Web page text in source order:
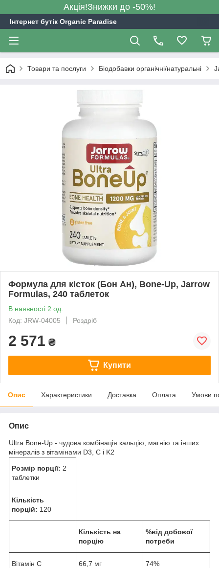
Акція!Знижки до -50%!
Інтернет бутік Organic Paradise
Товари та послуги Біодобавки органічні/натуральні
Формула для кісток (Бон Ан), Bone-Up, Jarrow
Formulas, 240 таблеток
В наявності 2 од.
Код: JRW-04005
Роздріб
2 571 ₴
Купити
Опис Характеристики Доставка Оплата Умови
Опис
Ultra Bone-Up - чудова комбінація кальцію, магнію та інших
мінералів з вітамінами D3, С і K2
Розмір порції: 2
таблетки
Кількість
порцій: 120
Кількість на
порцію
%від добової
потреби
Вітамін С
66,7 мг 74%